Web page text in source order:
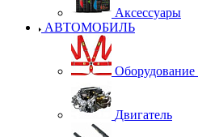
Аксессуары
АВТОМОБИЛЬ
Оборудование
Двигатель